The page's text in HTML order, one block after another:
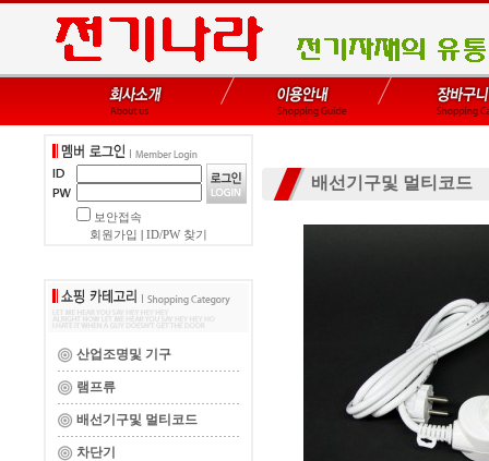
보안접속
회원가입
ID/PW 찾기
산업조명및 기구
램프류
배선기구및 멀티코드
차단기
배선기구및 멀티코드